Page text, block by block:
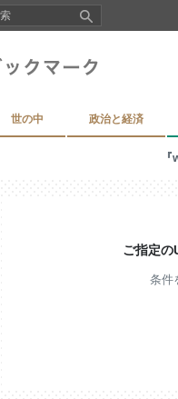
世の中 政治と経済
ご指定の
条件